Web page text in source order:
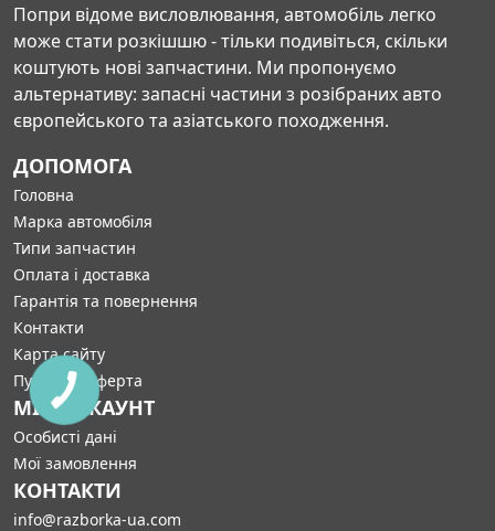
Попри відоме висловлювання, автомобіль легко
може стати розкішшю - тільки подивіться, скільки
коштують нові запчастини. Ми пропонуємо
альтернативу: запасні частини з розібраних авто
європейського та азіатського походження.
ДОПОМОГА
Головна
Марка автомобіля
Типи запчастин
Оплата і доставка
Гарантія та повернення
Контакти
Карта сайту
Публічна оферта
МІЙ АККАУНТ
Особисті дані
Мої замовлення
КОНТАКТИ
info@razborka-ua.com